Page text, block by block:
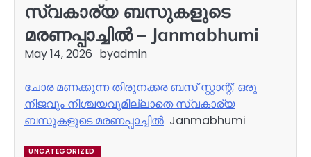
സ്വകാര്യ ബസുകളുടെ
മരണപ്പാച്ചിൽ – Janmabhumi
May 14, 2026 byadmin
ചോര മണക്കുന്ന തിരുനക്കര ബസ് സ്റ്റാന്റ്; ഒരു
നിജവും നിശ്ചയവുമില്ലാതെ സ്വകാര്യ
ബസുകളുടെ മരണപ്പാച്ചിൽ Janmabhumi
UNCATEGORIZED